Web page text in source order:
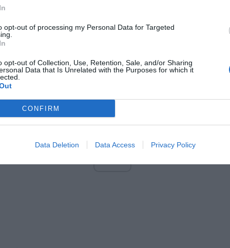
opt-out of processing my Personal Data for Targeted
opt-out of Collection, Use, Retention, Sale, and/or Sharing
Data that Is Unrelated with the Purposes for which it
CONFIRM
Data Deletion Data Access Privacy Policy
o 500 plus dla niepełnosprawnych mogły się obiegać
lub ich opiekunowie. Warunkiem było okazanie